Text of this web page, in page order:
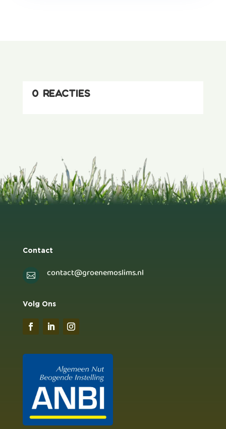
0 reacties
Contact
 contact@groenemoslims.nl
Volg Ons